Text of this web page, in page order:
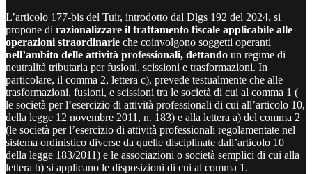
L’articolo 177-bis del Tuir, introdotto dal Dlgs 192 del 2024, si
propone di razionalizzare il trattamento fiscale applicabile alle
operazioni straordinarie che coinvolgono soggetti operanti
nell’ambito delle attività professionali, dettando un regime di
neutralità tributaria per fusioni, scissioni e trasformazioni. In
particolare, il comma 2, lettera c), prevede testualmente che alle
trasformazioni, fusioni, e scissioni tra le società di cui al comma 1 (
le società per l’esercizio di attività professionali di cui all’articolo 10,
della legge 12 novembre 2011, n. 183) e alla lettera a) del comma 2
(le società per l’esercizio di attività professionali regolamentate nel
sistema ordinistico diverse da quelle disciplinate dall’articolo 10
della legge 183/2011) e le associazioni o società semplici di cui alla
lettera b) si applicano le disposizioni di cui al comma 1.